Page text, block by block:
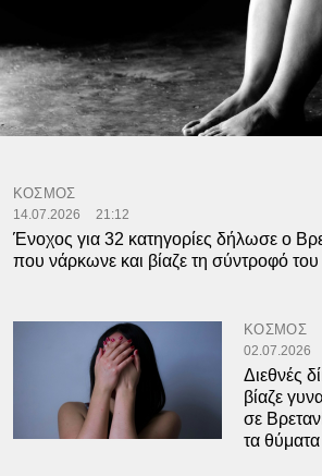
ΚΟΣΜΟΣ
14.07.2026 21:12
Ένοχος για 32 κατηγορίες δήλωσε ο
που νάρκωνε και βίαζε τη σύντροφό του
ΚΟΣΜΟΣ
02.07.2026
Διεθνές
βίαζε
σε
τα θύματα